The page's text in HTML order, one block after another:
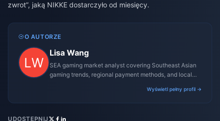
zwrot”, jaką NIKKE dostarczyło od miesięcy.
O AUTORZE
Lisa Wang
SEA gaming market analyst covering Southeast Asian
gaming trends, regional payment methods, and local
Wyświetl pełny profil →
UDOSTĘPNIJ